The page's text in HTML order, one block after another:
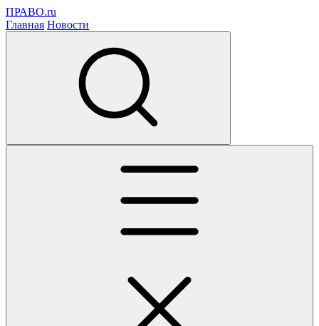
ПРАВО.ru
Главная Новости